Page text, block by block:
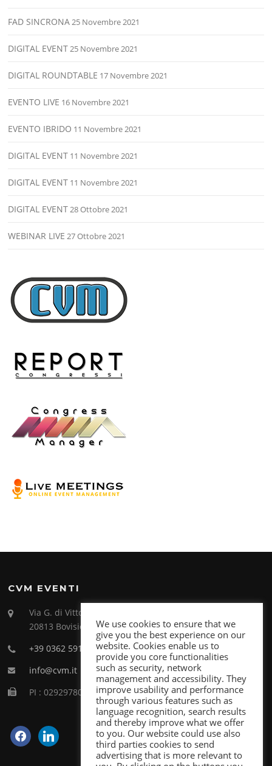
FAD SINCRONA 25 Novembre 2021
DIGITAL EVENT 25 Novembre 2021
DIGITAL ROUNDTABLE 17 Novembre 2021
EVENTO LIVE 16 Novembre 2021
EVENTO IBRIDO 11 Novembre 2021
DIGITAL EVENT 11 Novembre 2021
DIGITAL EVENT 11 Novembre 2021
DIGITAL EVENT 28 Ottobre 2021
WEBINAR LIVE 27 Ottobre 2021
CVM EVENTI
Via G. di Vittorio 26
20813 Bovisio Masciago (MB)
+39 0362 591998
info@cvm.it
PI : 02929780969
facebooklinkedin
We use cookies to ensure that we
give you the best experience on our
website. Cookies enable us to
provide you core functionalities
such as security, network
management and accessibility. They
improve usability and performance
through various features such as
language recognition, search results
and thereby improve what we offer
to you. Our website could use also
third parties cookies to send
advertising that is more relevant to